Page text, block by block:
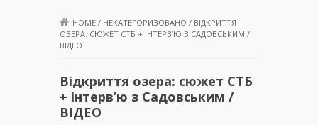
HOME / НЕКАТЕГОРИЗОВАНО / ВІДКРИТТЯ
ОЗЕРА: СЮЖЕТ СТБ + ІНТЕРВ’Ю З САДОВСЬКИМ /
ВІДЕО
Відкриття озера: сюжет СТБ
+ інтерв’ю з Садовським /
ВІДЕО